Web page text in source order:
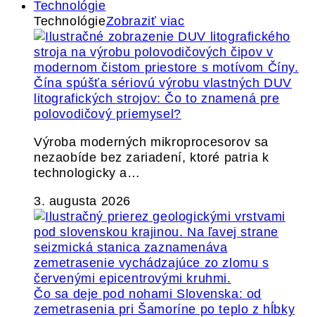
Technológie
TechnológieZobraziť viac
Čína spúšťa sériovú výrobu vlastných DUV
litografických strojov: Čo to znamená pre
polovodičový priemysel?
Výroba moderných mikroprocesorov sa
nezaobíde bez zariadení, ktoré patria k
technologicky a…
3. augusta 2026
Čo sa deje pod nohami Slovenska: od
zemetrasenia pri Šamoríne po teplo z hĺbky